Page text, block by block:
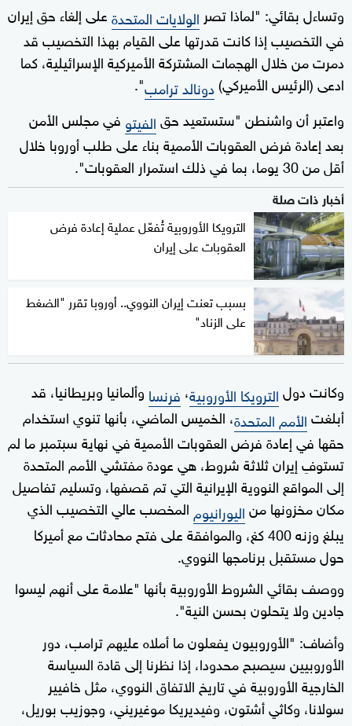
وتساءل بقائي: "لماذا تصر الولايات المتحدةعلى إلغاء حق إيران
في التخصيب إذا كانت قدرتها على القيام بهذا التخصيب قد
دمرت من خلال الهجمات المشتركة الأميركية الإسرائيلية، كما
ادعى (الرئيس الأميركي)دونالد ترامب".
واعتبر أن واشنطن "ستستعيد حقالفيتو في مجلس الأمن
بعد إعادة فرض العقوبات الأممية بناء على طلب أوروبا خلال
أقل من 30 يوما، بما في ذلك استمرار العقوبات".
أخبار ذات صلة
الترويكا الأوروبية تُفعّل عملية إعادة فرض
العقوبات على إيران
بسبب تعنت إيران النووي.. أوروبا تقرر "الضغط
على الزناد"
وكانت دولالترويكا الأوروبية، فرنسا وألمانيا وبريطانيا، قد
أبلغتالأمم المتحدة، الخميس الماضي، بأنها تنوي استخدام
حقها في إعادة فرض العقوبات الأممية في نهاية سبتمبر ما لم
تستوفِ إيران ثلاثة شروط، هي عودة مفتشي الأمم المتحدة
إلى المواقع النووية الإيرانية التي تم قصفها، وتسليم تفاصيل
مكان مخزونها مناليورانيوم المخصب عالي التخصيب الذي
يبلغ وزنه 400 كغ، والموافقة على فتح محادثات مع أميركا
حول مستقبل برنامجها النووي.
ووصف بقائي الشروط الأوروبية بأنها "علامة على أنهم ليسوا
جادين ولا يتحلون بحسن النية".
وأضاف: "الأوروبيون يفعلون ما أملاه عليهم ترامب، دور
الأوروبيين سيصبح محدودا، إذا نظرنا إلى قادة السياسة
الخارجية الأوروبية في تاريخ الاتفاق النووي، مثل خافيير
سولانا، وكاثي أشتون، وفيديريكا موغيريني، وجوزيب بوريل،